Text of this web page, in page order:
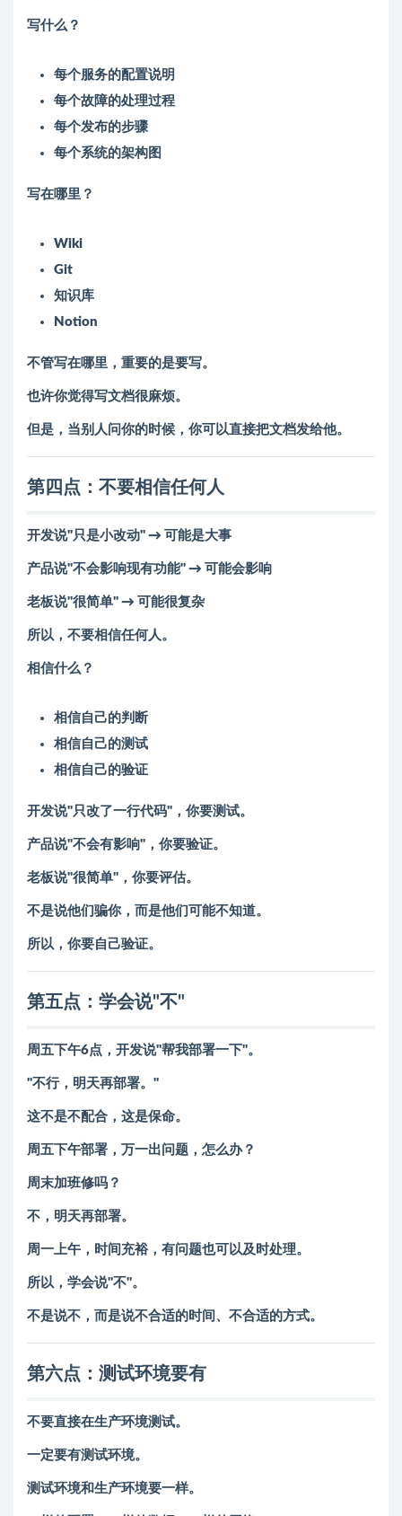
写什么？
每个服务的配置说明
每个故障的处理过程
每个发布的步骤
每个系统的架构图
写在哪里？
Wiki
Git
知识库
Notion
不管写在哪里，重要的是要写。
也许你觉得写文档很麻烦。
但是，当别人问你的时候，你可以直接把文档发给他。
第四点：不要相信任何人
开发说"只是小改动" → 可能是大事
产品说"不会影响现有功能" → 可能会影响
老板说"很简单" → 可能很复杂
所以，不要相信任何人。
相信什么？
相信自己的判断
相信自己的测试
相信自己的验证
开发说"只改了一行代码"，你要测试。
产品说"不会有影响"，你要验证。
老板说"很简单"，你要评估。
不是说他们骗你，而是他们可能不知道。
所以，你要自己验证。
第五点：学会说"不"
周五下午6点，开发说"帮我部署一下"。
"不行，明天再部署。"
这不是不配合，这是保命。
周五下午部署，万一出问题，怎么办？
周末加班修吗？
不，明天再部署。
周一上午，时间充裕，有问题也可以及时处理。
所以，学会说"不"。
不是说不，而是说不合适的时间、不合适的方式。
第六点：测试环境要有
不要直接在生产环境测试。
一定要有测试环境。
测试环境和生产环境要一样。